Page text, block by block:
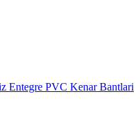
Entegre PVC Kenar Bantlari